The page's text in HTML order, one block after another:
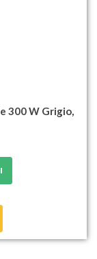
300 W Grigio,